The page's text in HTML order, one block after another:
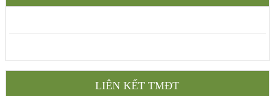
LIÊN KẾT TMĐT